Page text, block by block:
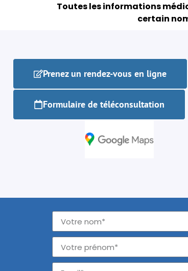
Toutes les informations
certain
Prenez un rendez-vous en ligne
Formulaire de téléconsultation